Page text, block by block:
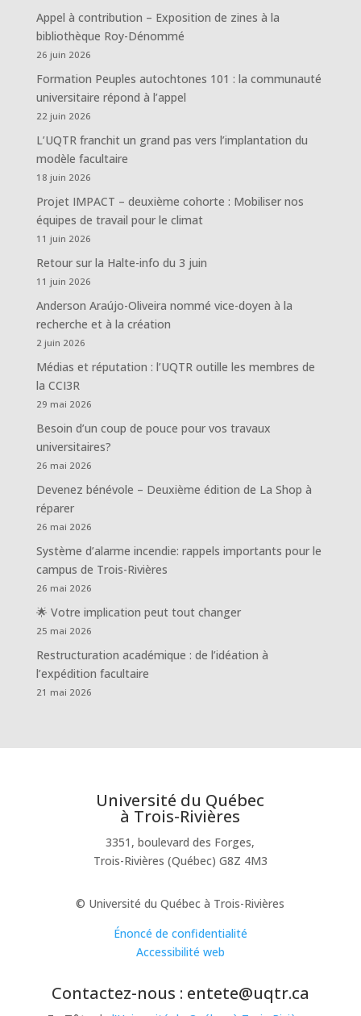
Appel à contribution – Exposition de zines à la
bibliothèque Roy-Dénommé
26 juin 2026
Formation Peuples autochtones 101 : la communauté
universitaire répond à l’appel
22 juin 2026
L’UQTR franchit un grand pas vers l’implantation du
modèle facultaire
18 juin 2026
Projet IMPACT – deuxième cohorte : Mobiliser nos
équipes de travail pour le climat
11 juin 2026
Retour sur la Halte-info du 3 juin
11 juin 2026
Anderson Araújo-Oliveira nommé vice-doyen à la
recherche et à la création
2 juin 2026
Médias et réputation : l’UQTR outille les membres de
la CCI3R
29 mai 2026
Besoin d’un coup de pouce pour vos travaux
universitaires?
26 mai 2026
Devenez bénévole – Deuxième édition de La Shop à
réparer
26 mai 2026
Système d’alarme incendie: rappels importants pour le
campus de Trois-Rivières
26 mai 2026
🌟 Votre implication peut tout changer
25 mai 2026
Restructuration académique : de l’idéation à
l’expédition facultaire
21 mai 2026
Université du Québec
à Trois-Rivières
3351, boulevard des Forges,
Trois-Rivières (Québec) G8Z 4M3
© Université du Québec à Trois-Rivières
Énoncé de confidentialité
Accessibilité web
Contactez-nous : entete@uqtr.ca